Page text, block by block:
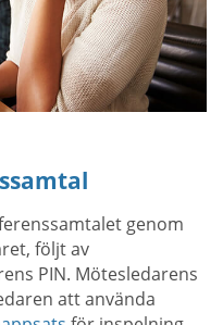
genom
följt av
PIN. Mötesledarens
att använda